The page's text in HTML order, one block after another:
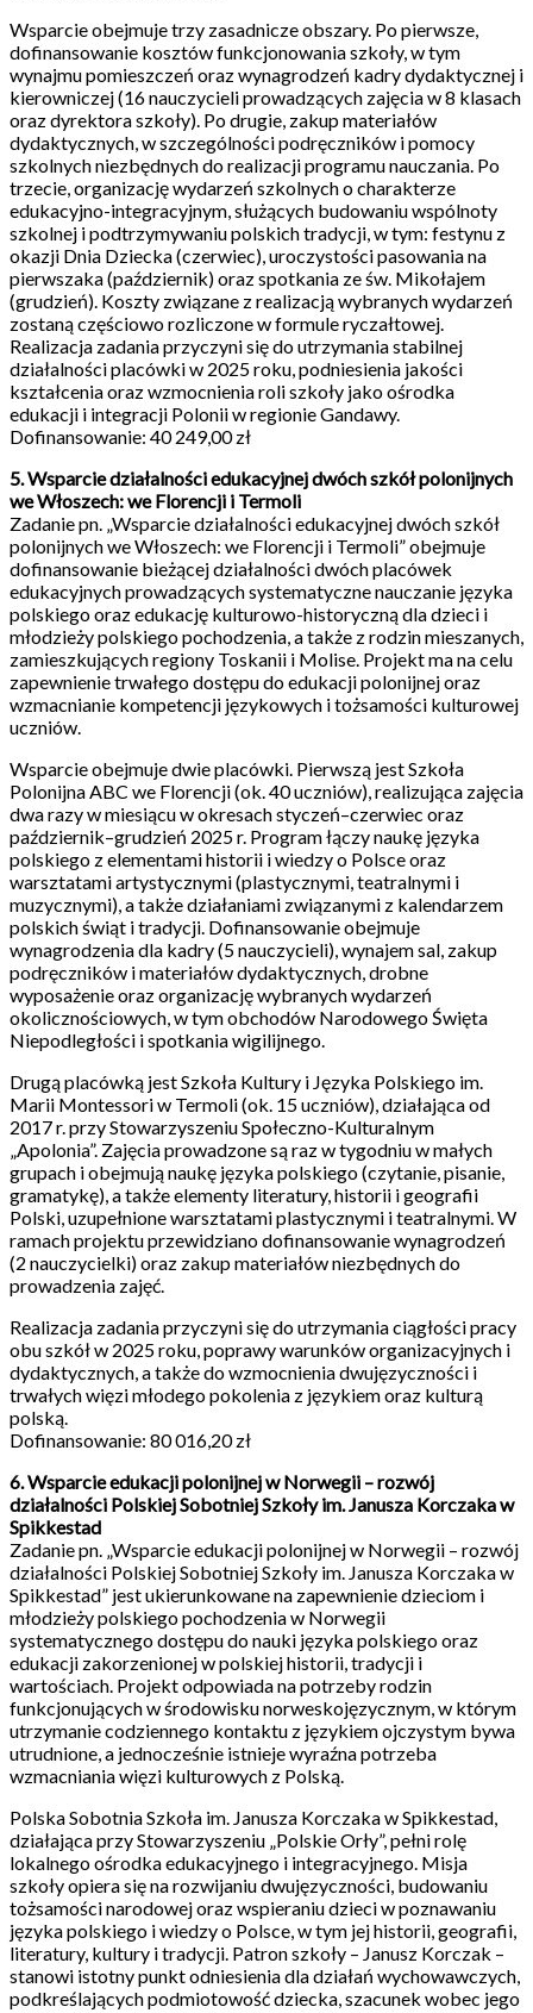
Wsparcie obejmuje trzy zasadnicze obszary. Po pierwsze,
dofinansowanie kosztów funkcjonowania szkoły, w tym
wynajmu pomieszczeń oraz wynagrodzeń kadry dydaktycznej i
kierowniczej (16 nauczycieli prowadzących zajęcia w 8 klasach
oraz dyrektora szkoły). Po drugie, zakup materiałów
dydaktycznych, w szczególności podręczników i pomocy
szkolnych niezbędnych do realizacji programu nauczania. Po
trzecie, organizację wydarzeń szkolnych o charakterze
edukacyjno-integracyjnym, służących budowaniu wspólnoty
szkolnej i podtrzymywaniu polskich tradycji, w tym: festynu z
okazji Dnia Dziecka (czerwiec), uroczystości pasowania na
pierwszaka (październik) oraz spotkania ze św. Mikołajem
(grudzień). Koszty związane z realizacją wybranych wydarzeń
zostaną częściowo rozliczone w formule ryczałtowej.
Realizacja zadania przyczyni się do utrzymania stabilnej
działalności placówki w 2025 roku, podniesienia jakości
kształcenia oraz wzmocnienia roli szkoły jako ośrodka
edukacji i integracji Polonii w regionie Gandawy.
Dofinansowanie: 40 249,00 zł
5. Wsparcie działalności edukacyjnej dwóch szkół polonijnych
we Włoszech: we Florencji i Termoli
Zadanie pn. „Wsparcie działalności edukacyjnej dwóch szkół
polonijnych we Włoszech: we Florencji i Termoli” obejmuje
dofinansowanie bieżącej działalności dwóch placówek
edukacyjnych prowadzących systematyczne nauczanie języka
polskiego oraz edukację kulturowo-historyczną dla dzieci i
młodzieży polskiego pochodzenia, a także z rodzin mieszanych,
zamieszkujących regiony Toskanii i Molise. Projekt ma na celu
zapewnienie trwałego dostępu do edukacji polonijnej oraz
wzmacnianie kompetencji językowych i tożsamości kulturowej
uczniów.
Wsparcie obejmuje dwie placówki. Pierwszą jest Szkoła
Polonijna ABC we Florencji (ok. 40 uczniów), realizująca zajęcia
dwa razy w miesiącu w okresach styczeń–czerwiec oraz
październik–grudzień 2025 r. Program łączy naukę języka
polskiego z elementami historii i wiedzy o Polsce oraz
warsztatami artystycznymi (plastycznymi, teatralnymi i
muzycznymi), a także działaniami związanymi z kalendarzem
polskich świąt i tradycji. Dofinansowanie obejmuje
wynagrodzenia dla kadry (5 nauczycieli), wynajem sal, zakup
podręczników i materiałów dydaktycznych, drobne
wyposażenie oraz organizację wybranych wydarzeń
okolicznościowych, w tym obchodów Narodowego Święta
Niepodległości i spotkania wigilijnego.
Drugą placówką jest Szkoła Kultury i Języka Polskiego im.
Marii Montessori w Termoli (ok. 15 uczniów), działająca od
2017 r. przy Stowarzyszeniu Społeczno-Kulturalnym
„Apolonia”. Zajęcia prowadzone są raz w tygodniu w małych
grupach i obejmują naukę języka polskiego (czytanie, pisanie,
gramatykę), a także elementy literatury, historii i geografii
Polski, uzupełnione warsztatami plastycznymi i teatralnymi. W
ramach projektu przewidziano dofinansowanie wynagrodzeń
(2 nauczycielki) oraz zakup materiałów niezbędnych do
prowadzenia zajęć.
Realizacja zadania przyczyni się do utrzymania ciągłości pracy
obu szkół w 2025 roku, poprawy warunków organizacyjnych i
dydaktycznych, a także do wzmocnienia dwujęzyczności i
trwałych więzi młodego pokolenia z językiem oraz kulturą
polską.
Dofinansowanie: 80 016,20 zł
6. Wsparcie edukacji polonijnej w Norwegii – rozwój
działalności Polskiej Sobotniej Szkoły im. Janusza Korczaka w
Spikkestad
Zadanie pn. „Wsparcie edukacji polonijnej w Norwegii – rozwój
działalności Polskiej Sobotniej Szkoły im. Janusza Korczaka w
Spikkestad” jest ukierunkowane na zapewnienie dzieciom i
młodzieży polskiego pochodzenia w Norwegii
systematycznego dostępu do nauki języka polskiego oraz
edukacji zakorzenionej w polskiej historii, tradycji i
wartościach. Projekt odpowiada na potrzeby rodzin
funkcjonujących w środowisku norweskojęzycznym, w którym
utrzymanie codziennego kontaktu z językiem ojczystym bywa
utrudnione, a jednocześnie istnieje wyraźna potrzeba
wzmacniania więzi kulturowych z Polską.
Polska Sobotnia Szkoła im. Janusza Korczaka w Spikkestad,
działająca przy Stowarzyszeniu „Polskie Orły”, pełni rolę
lokalnego ośrodka edukacyjnego i integracyjnego. Misja
szkoły opiera się na rozwijaniu dwujęzyczności, budowaniu
tożsamości narodowej oraz wspieraniu dzieci w poznawaniu
języka polskiego i wiedzy o Polsce, w tym jej historii, geografii,
literatury, kultury i tradycji. Patron szkoły – Janusz Korczak –
stanowi istotny punkt odniesienia dla działań wychowawczych,
podkreślających podmiotowość dziecka, szacunek wobec jego